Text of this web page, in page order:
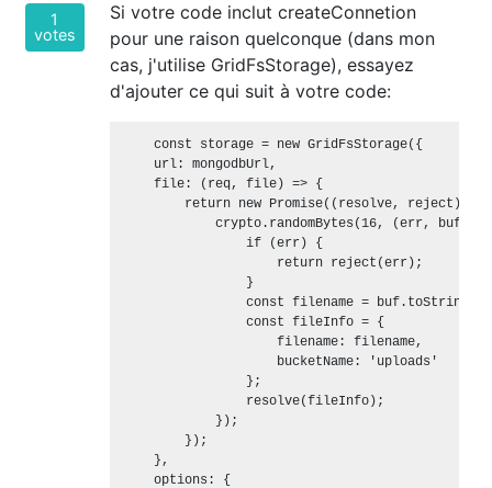
1
votes
Si votre code inclut createConnetion
pour une raison quelconque (dans mon
cas, j'utilise GridFsStorage), essayez
d'ajouter ce qui suit à votre code:
    const storage = new GridFsStorage({
    url: mongodbUrl,
    file: (req, file) => {
return new Promise((resolve, reject) =>
crypto.randomBytes(16, (err, buf)
                if (err) {
                    return reject(err);
                }
const filename =
                const fileInfo = {
                    filename: filename,
                    bucketName: 'uploads'
                };
                resolve(fileInfo);
            });
        });
    },
    options: {